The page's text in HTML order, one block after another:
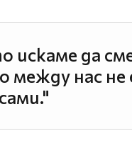
искаме да
между нас